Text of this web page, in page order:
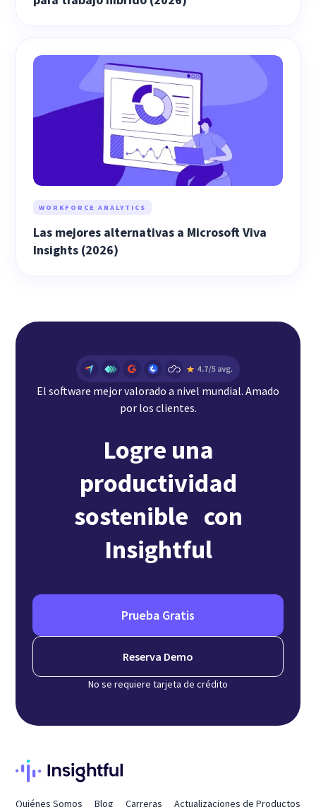
WORKFORCE ANALYTICS
Las mejores alternativas a Microsoft Viva
Insights (2026)
El software mejor valorado a nivel mundial. Amado
por los clientes.
Logre una
productividad
sostenible con
Insightful
Prueba Gratis
Reserva Demo
No se requiere tarjeta de crédito
Quiénes Somos Blog Carreras Actualizaciones de Productos